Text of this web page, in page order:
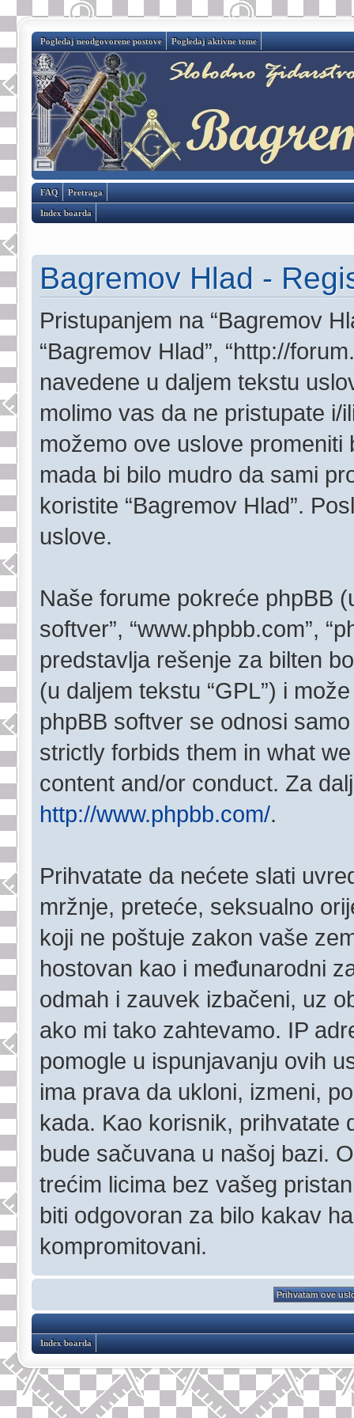
Pogledaj neodgovorene postove Pogledaj aktivne teme
FAQ Pretraga
Index boarda
Bagremov Hlad -
Pristupanjem na “Bagremov
“Bagremov Hlad”, “http://
navedene u daljem tekstu
molimo vas da ne pristupate i/
možemo ove uslove
mada bi bilo mudro da sami
koristite “Bagremov Hlad”.
uslove.
Naše forume pokreće phpBB
softver”, “www.phpbb.com”,
predstavlja rešenje za bilten
(u daljem tekstu “GPL”) i
phpBB softver se odnosi
strictly forbids them in what
content and/or conduct. Za
http://www.phpbb.com/.
Prihvatate da nećete slati
mržnje, preteće, seksualno
koji ne poštuje zakon vaše
hostovan kao i međunarodni
odmah i zauvek izbačeni, uz
ako mi tako zahtevamo. IP
pomogle u ispunjavanju ovih
ima prava da ukloni, izmeni,
kada. Kao korisnik, prihvatate
bude sačuvana u našoj bazi.
trećim licima bez vašeg
biti odgovoran za bilo kakav
kompromitovani.
Index boarda